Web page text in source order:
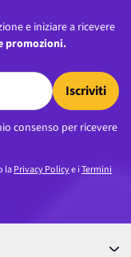
e iniziare a ricevere
promozioni.
Iscriviti
consenso per ricevere
laPrivacy Policye iTermini